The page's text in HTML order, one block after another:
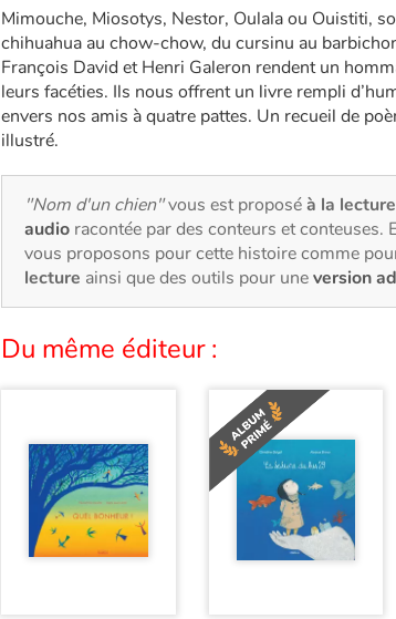
Mimouche, Miosotys, Nestor, Oulala ou Ouistiti,
chihuahua au chow-chow, du cursinu au
François David et Henri Galeron rendent un
leurs facéties. Ils nous offrent un livre rempli
envers nos amis à quatre pattes. Un recueil de
illustré.
"Nom d'un chien"vous est proposéà la
audio racontée par des conteurs et conteuses.
vous proposons pour cette histoire comme
lecture ainsi que des outils pour uneversion
Du même éditeur :